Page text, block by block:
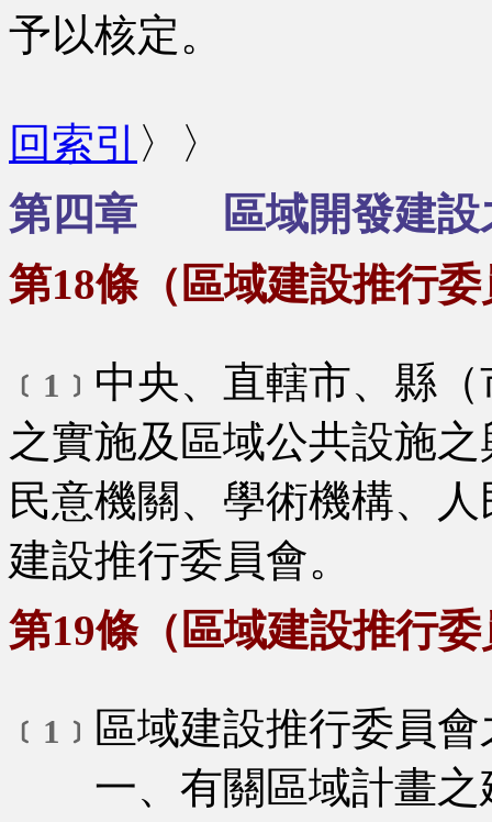
予以核定。
回索引 〉〉
第四章 區域開發建設
第18條（區域建設推行
﹝1﹞ 中央、直轄市、縣
之實施及區域公共設施
民意機關、學術機構、
建設推行委員會。
第19條（區域建設推行
﹝1﹞ 區域建設推行委員
一、有關區域計畫之